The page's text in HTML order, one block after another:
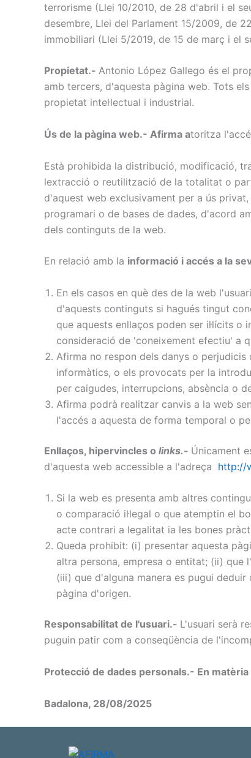
terrorisme (Llei 10/2010, de 28 d'abril i el
desembre, Llei del Parlament 15/2009, de
immobiliari (Llei 5/2019, de 15 de març i el
Propietat.- Antonio López Gallego és el
amb tercers, d'aquesta pàgina web. Tots
propietat intel·lectual i industrial.
Ús de la pàgina web.- Afirma atoritza
Està prohibida la distribució, modificació,
lextracció o reutilització de la totalitat o
d'aquest web exclusivament per a ús
programari o de bases de dades, d'acord
dels continguts de la web.
En relació amb la informació i accés a la
En els casos en què des de la web
d'aquests continguts si hagués tingut
que aquests enllaços poden ser il·lícits
consideració de 'coneixement efectiu' a
Afirma no respon dels danys o
informàtics, o els provocats per la
per caigudes, interrupcions, absència o
Afirma podrà realitzar canvis a la web
l'accés a aquesta de forma temporal o
Enllaços, hipervincles o links.- Únicament
d'aquesta web accessible a l'adreça http://
Si la web es presenta amb altres
o comparació il·legal o que atemptin el
acte contrari a legalitat ia les bones
Queda prohibit: (i) presentar aquesta
altra persona, empresa o entitat; (ii) que
(iii) que d'alguna manera es pugui
pàgina d'origen.
Responsabilitat de l'usuari.- L'usuari serà
puguin patir com a conseqüència de
Protecció de dades personals.- En
Badalona, 28/08/2025